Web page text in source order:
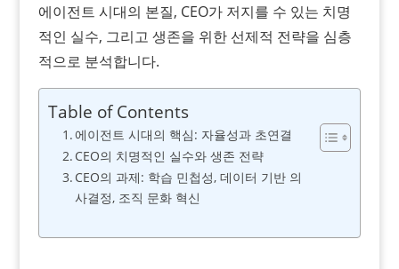
에이전트 시대의 본질, CEO가 저지를 수 있는 치명
적인 실수, 그리고 생존을 위한 선제적 전략을 심층
적으로 분석합니다.
Table of Contents
에이전트 시대의 핵심: 자율성과 초연결
CEO의 치명적인 실수와 생존 전략
CEO의 과제: 학습 민첩성, 데이터 기반 의
사결정, 조직 문화 혁신